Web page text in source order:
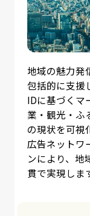
地域の魅力発
包括的に支援
IDに基づくマ
業・観光・ふ
の現状を可視
広告ネットワ
ンにより、地
貫で実現しま